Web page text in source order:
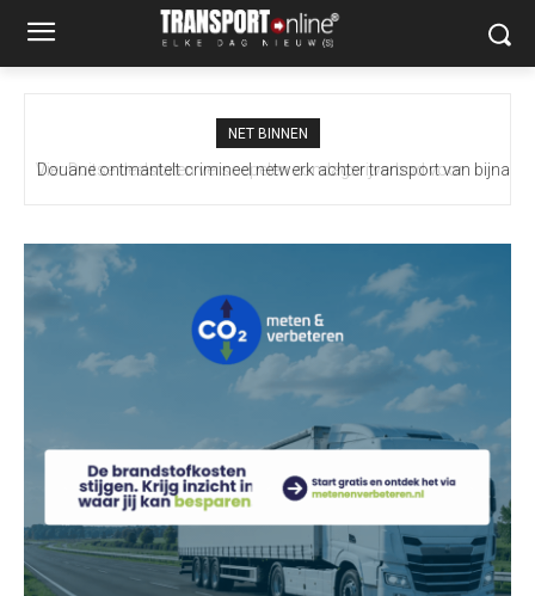
NET BINNEN
Douane ontmantelt crimineel netwerk achter transport van bijna